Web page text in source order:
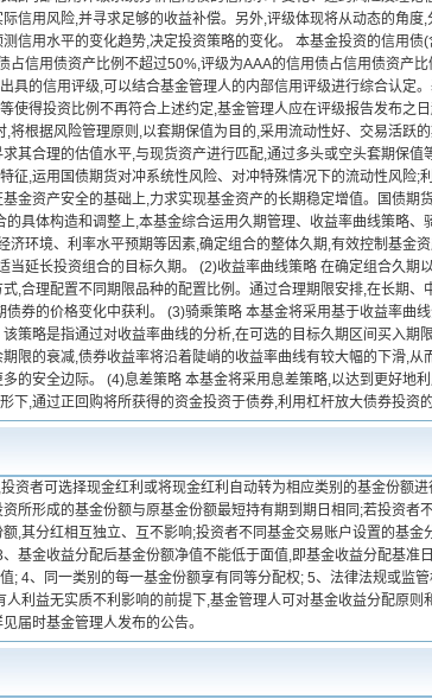
信用风险,并寻求足够的收益补偿。另外,评级体现将从动态的角度
信用水平的变化趋势,决定投资策略的变化。 本基金投资的信用债
占信用债资产比例不超过50%,评级为AAA的信用债占信用债资产
具的信用评级,可以结合基金管理人的内部信用评级进行综合认定
使得投资比例不再符合上述约定,基金管理人应在评级报告发布之
根据风险管理原则,以套期保值为目的,采用流动性好、交易活跃
其合理的估值水平,与现货资产进行匹配,通过多头或空头套期保值
征,运用国债期货对冲系统性风险、对冲特殊情况下的流动性风险;
金资产安全的基础上,力求实现基金资产的长期稳定增值。国债期
具体构造和调整上,本基金综合运用久期管理、收益率曲线策略、
环境、利率水平预期等因素,确定组合的整体久期,有效控制基金
当延长投资组合的目标久期。 (2)收益率曲线策略 在确定组合久期
,合理配置不同期限品种的配置比例。通过合理期限安排,在长期、
券的价格变化中获利。 (3)骑乘策略 本基金将采用基于收益率曲
策略是指通过对收益率曲线的分析,在可选的目标久期区间买入期
限的衰减,债券收益率将沿着陡峭的收益率曲线有较大幅的下滑,从
的安全边际。 (4)息差策略 本基金将采用息差策略,以达到更好地
,通过正回购将所获得的资金投资于债券,利用杠杆放大债券投资的
资者可选择现金红利或将现金红利自动转为相应类别的基金份额
所形成的基金份额与原基金份额最短持有期到期日相同;若投资者
,其分红相互独立、互不影响;投资者不同基金交易账户设置的基金
基金收益分配后基金份额净值不能低于面值,即基金收益分配基准
; 4、同一类别的每一基金份额享有同等分配权; 5、法律法规或监
利益无实质不利影响的前提下,基金管理人可对基金收益分配原则
届时基金管理人发布的公告。